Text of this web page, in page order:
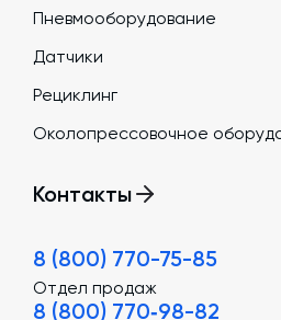
Пневмооборудование
Датчики
Рециклинг
Околопрессовочное
Контакты
8 (800) 770-75-85
Отдел продаж
8 (800) 770‑98-82